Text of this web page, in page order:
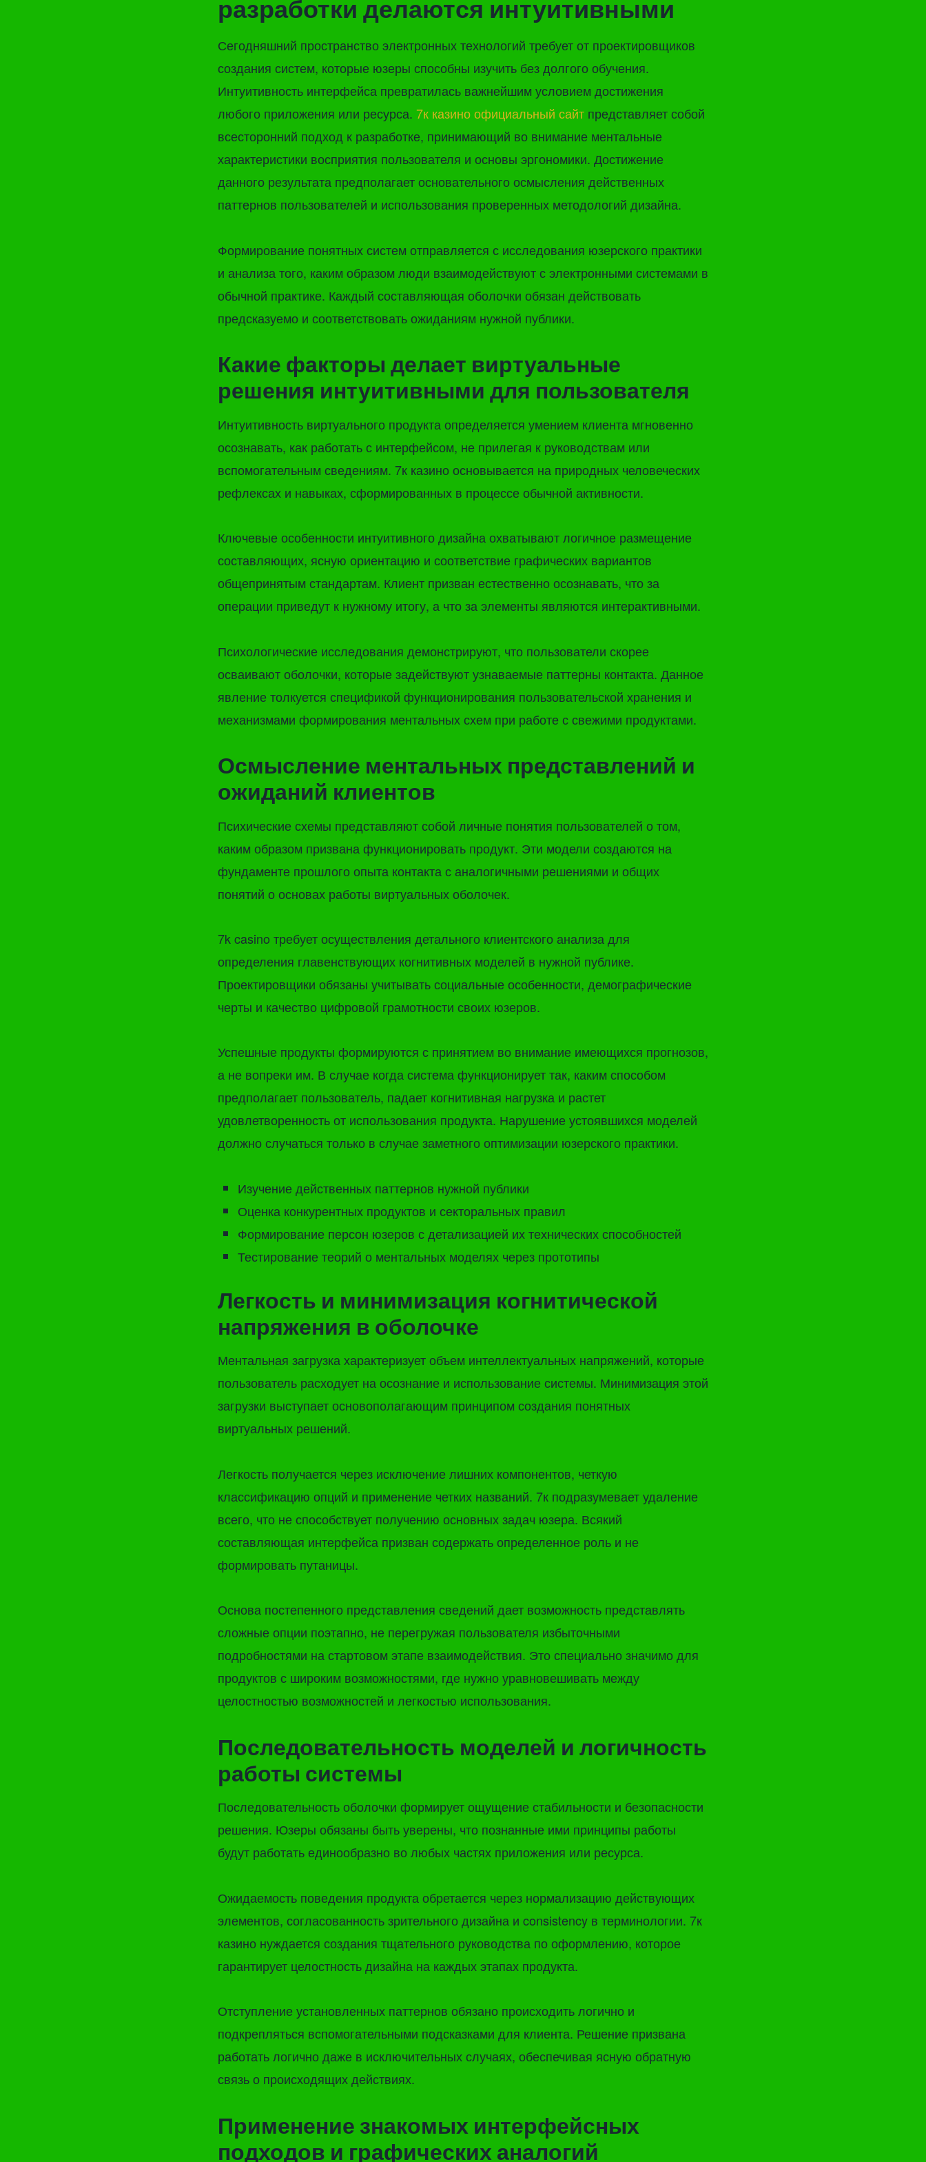
разработки делаются интуитивными
Сегодняшний пространство электронных технологий требует от проектировщиков
создания систем, которые юзеры способны изучить без долгого обучения.
Интуитивность интерфейса превратилась важнейшим условием достижения
любого приложения или ресурса. 7к казино официальный сайт представляет собой
всесторонний подход к разработке, принимающий во внимание ментальные
характеристики восприятия пользователя и основы эргономики. Достижение
данного результата предполагает основательного осмысления действенных
паттернов пользователей и использования проверенных методологий дизайна.
Формирование понятных систем отправляется с исследования юзерского практики
и анализа того, каким образом люди взаимодействуют с электронными системами в
обычной практике. Каждый составляющая оболочки обязан действовать
предсказуемо и соответствовать ожиданиям нужной публики.
Какие факторы делает виртуальные
решения интуитивными для пользователя
Интуитивность виртуального продукта определяется умением клиента мгновенно
осознавать, как работать с интерфейсом, не прилегая к руководствам или
вспомогательным сведениям. 7к казино основывается на природных человеческих
рефлексах и навыках, сформированных в процессе обычной активности.
Ключевые особенности интуитивного дизайна охватывают логичное размещение
составляющих, ясную ориентацию и соответствие графических вариантов
общепринятым стандартам. Клиент призван естественно осознавать, что за
операции приведут к нужному итогу, а что за элементы являются интерактивными.
Психологические исследования демонстрируют, что пользователи скорее
осваивают оболочки, которые задействуют узнаваемые паттерны контакта. Данное
явление толкуется спецификой функционирования пользовательской хранения и
механизмами формирования ментальных схем при работе с свежими продуктами.
Осмысление ментальных представлений и
ожиданий клиентов
Психические схемы представляют собой личные понятия пользователей о том,
каким образом призвана функционировать продукт. Эти модели создаются на
фундаменте прошлого опыта контакта с аналогичными решениями и общих
понятий о основах работы виртуальных оболочек.
7k casino требует осуществления детального клиентского анализа для
определения главенствующих когнитивных моделей в нужной публике.
Проектировщики обязаны учитывать социальные особенности, демографические
черты и качество цифровой грамотности своих юзеров.
Успешные продукты формируются с принятием во внимание имеющихся прогнозов,
а не вопреки им. В случае когда система функционирует так, каким способом
предполагает пользователь, падает когнитивная нагрузка и растет
удовлетворенность от использования продукта. Нарушение устоявшихся моделей
должно случаться только в случае заметного оптимизации юзерского практики.
Изучение действенных паттернов нужной публики
Оценка конкурентных продуктов и секторальных правил
Формирование персон юзеров с детализацией их технических способностей
Тестирование теорий о ментальных моделях через прототипы
Легкость и минимизация когнитической
напряжения в оболочке
Ментальная загрузка характеризует объем интеллектуальных напряжений, которые
пользователь расходует на осознание и использование системы. Минимизация этой
загрузки выступает основополагающим принципом создания понятных
виртуальных решений.
Легкость получается через исключение лишних компонентов, четкую
классификацию опций и применение четких названий. 7к подразумевает удаление
всего, что не способствует получению основных задач юзера. Всякий
составляющая интерфейса призван содержать определенное роль и не
формировать путаницы.
Основа постепенного представления сведений дает возможность представлять
сложные опции поэтапно, не перегружая пользователя избыточными
подробностями на стартовом этапе взаимодействия. Это специально значимо для
продуктов с широким возможностями, где нужно уравновешивать между
целостностью возможностей и легкостью использования.
Последовательность моделей и логичность
работы системы
Последовательность оболочки формирует ощущение стабильности и безопасности
решения. Юзеры обязаны быть уверены, что познанные ими принципы работы
будут работать единообразно во любых частях приложения или ресурса.
Ожидаемость поведения продукта обретается через нормализацию действующих
элементов, согласованность зрительного дизайна и consistency в терминологии. 7к
казино нуждается создания тщательного руководства по оформлению, которое
гарантирует целостность дизайна на каждых этапах продукта.
Отступление установленных паттернов обязано происходить логично и
подкрепляться вспомогательными подсказками для клиента. Решение призвана
работать логично даже в исключительных случаях, обеспечивая ясную обратную
связь о происходящих действиях.
Применение знакомых интерфейсных
подходов и графических аналогий